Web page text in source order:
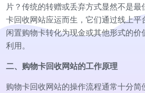
片？传统的转赠或丢弃方式显然不是最
卡回收网站应运而生，它们通过线上平
闲置购物卡转化为现金或其他形式的
利用。
二、购物卡回收网站的工作原理
购物卡回收网站的操作流程通常十分